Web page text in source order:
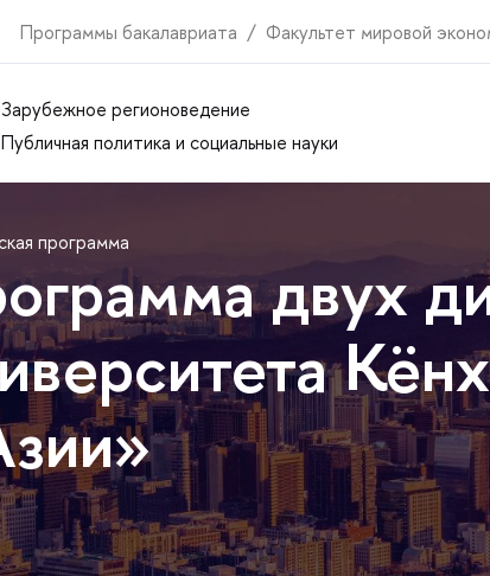
Программы бакалавриата Факультет мировой
регионоведение
политика и социальные науки
программа
двух